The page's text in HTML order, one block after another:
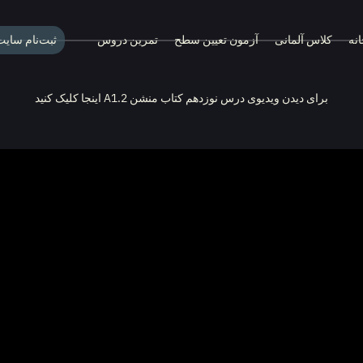
کلاس آلمانی آزمون تعیین سطح تمرین دروس ثبت‌نام
برای دیدن ویدیوی درس نوزدهم کتاب منشن A1.2 اینجا کلیک کنید